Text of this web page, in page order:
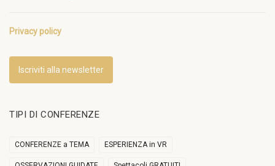
Privacy policy
Iscriviti alla newsletter
TIPI DI CONFERENZE
CONFERENZE a TEMA ESPERIENZA in VR